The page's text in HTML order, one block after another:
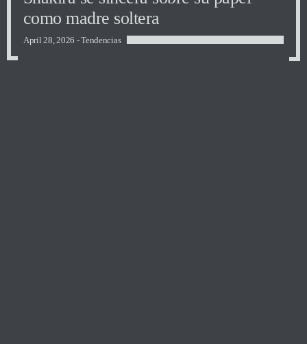
como madre soltera
April 28, 2026 -Tendencias